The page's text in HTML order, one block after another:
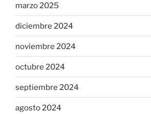
marzo 2025
diciembre 2024
noviembre 2024
octubre 2024
septiembre 2024
agosto 2024